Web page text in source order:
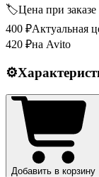
🏷️Цена при заказе
400 ₽Актуальная
420 ₽на Avito
⚙️
Добавить в корзину